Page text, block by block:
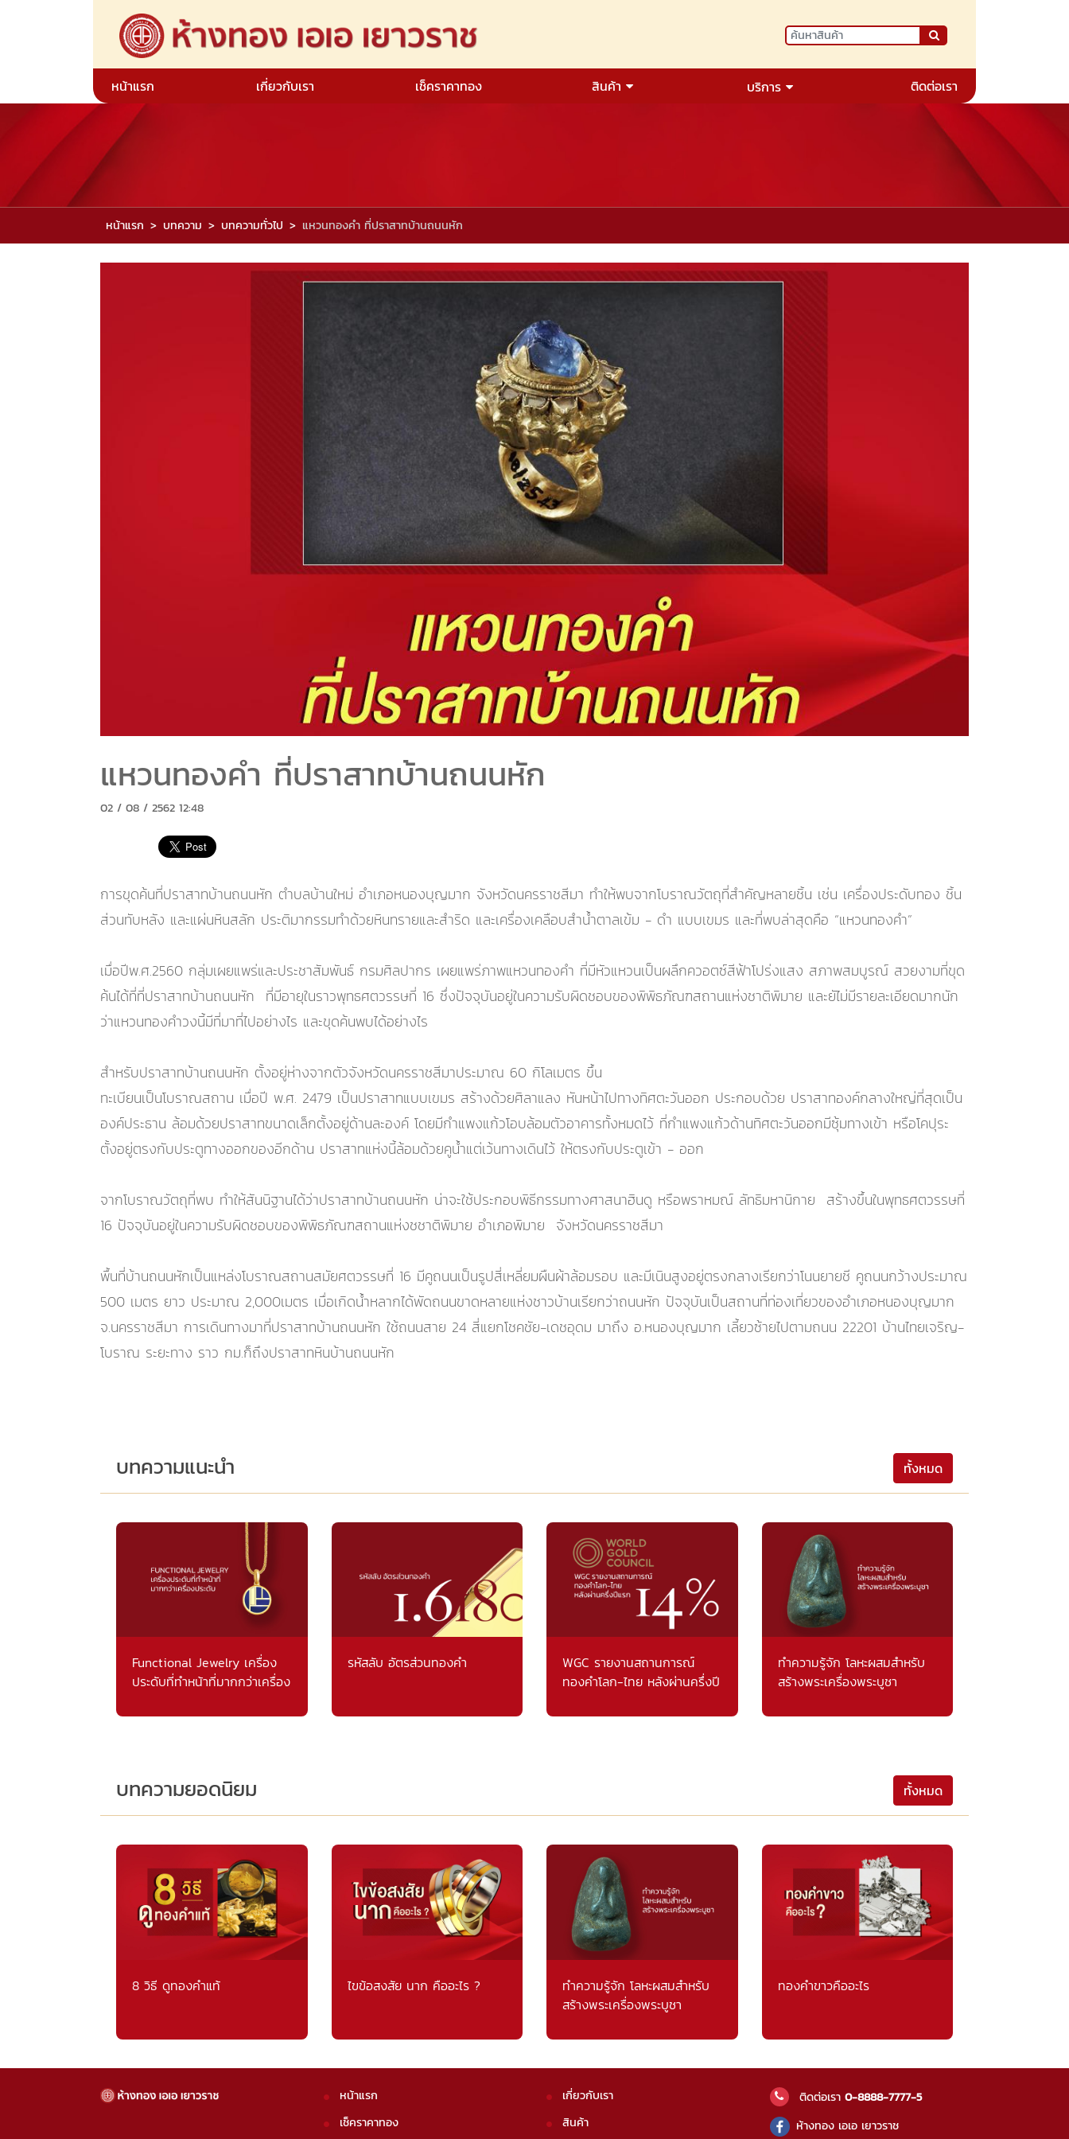
หน้าแรก เกี่ยวกับเรา เช็คราคาทอง สินค้า บริการ ติดต่อเรา
หน้าแรก บทความ บทความทั่วไป แหวนทองคำ ที่ปราสาทบ้านถนนหัก
แหวนทองคำ ที่ปราสาทบ้านถนนหัก
02 / 08 / 2562 12:48
การขุดค้นที่ปราสาทบ้านถนนหัก ตำบลบ้านใหม่ อำเภอหนองบุญมาก จังหวัดนครราชสีมา ทำให้พบจากโบราณวัตถุที่สำคัญหลายชิ้น เช่น เครื่องประดับทอง ชิ้น
ส่วนทับหลัง และแผ่นหินสลัก ประติมากรรมทำด้วยหินทรายและสำริด และเครื่องเคลือบสำน้ำตาลเข้ม - ดำ แบบเขมร และที่พบล่าสุดคือ “แหวนทองคำ”
เมื่อปีพ.ศ.2560 กลุ่มเผยแพร่และประชาสัมพันธ์ กรมศิลปากร เผยแพร่ภาพแหวนทองคำ ที่มีหัวแหวนเป็นผลึกควอตซ์สีฟ้าโปร่งแสง สภาพสมบูรณ์ สวยงามที่ขุด
ค้นได้ที่ที่ปราสาทบ้านถนนหัก ที่มีอายุในราวพุทธศตวรรษที่ 16 ซึ่งปัจจุบันอยู่ในความรับผิดชอบของพิพิธภัณฑสถานแห่งชาติพิมาย และยัไม่มีรายละเอียดมากนัก
ว่าแหวนทองคำวงนี้มีที่มาที่ไปอย่างไร และขุดค้นพบได้อย่างไร
สำหรับปราสาทบ้านถนนหัก ตั้งอยู่ห่างจากตัวจังหวัดนครราชสีมาประมาณ 60 กิโลเมตร ขึ้น
ทะเบียนเป็นโบราณสถาน เมื่อปี พ.ศ. 2479 เป็นปราสาทแบบเขมร สร้างด้วยศิลาแลง หันหน้าไปทางทิศตะวันออก ประกอบด้วย ปราสาทองค์กลางใหญ่ที่สุดเป็น
องค์ประธาน ล้อมด้วยปราสาทขนาดเล็กตั้งอยู่ด้านละองค์ โดยมีกำแพงแก้วโอบล้อมตัวอาคารทั้งหมดไว้ ที่กำแพงแก้วด้านทิศตะวันออกมีซุ้มทางเข้า หรือโคปุระ
ตั้งอยู่ตรงกับประตูทางออกของอีกด้าน ปราสาทแห่งนี้ล้อมด้วยคูน้ำแต่เว้นทางเดินไว้ ให้ตรงกับประตูเข้า - ออก
จากโบราณวัตถุที่พบ ทำให้สันนิฐานได้ว่าปราสาทบ้านถนนหัก น่าจะใช้ประกอบพิธีกรรมทางศาสนาฮินดู หรือพราหมณ์ ลัทธิมหานิกาย สร้างขึ้นในพุทธศตวรรษที่
16 ปัจจุบันอยู่ในความรับผิดชอบของพิพิธภัณฑสถานแห่งชชาติพิมาย อำเภอพิมาย จังหวัดนครราชสีมา
พื้นที่บ้านถนนหักเป็นแหล่งโบราณสถานสมัยศตวรรษที่ 16 มีคูถนนเป็นรูปสี่เหลี่ยมผืนผ้าล้อมรอบ และมีเนินสูงอยู่ตรงกลางเรียกว่าโนนยายชี คูถนนกว้างประมาณ
500 เมตร ยาว ประมาณ 2,000เมตร เมื่อเกิดน้ำหลากได้พัดถนนขาดหลายแห่งชาวบ้านเรียกว่าถนนหัก ปัจจุบันเป็นสถานที่ท่องเที่ยวของอำเภอหนองบุญมาก
จ.นครราชสีมา การเดินทางมาที่ปราสาทบ้านถนนหัก ใช้ถนนสาย 24 สี่แยกโชคชัย-เดชอุดม มาถึง อ.หนองบุญมาก เลี้ยวซ้ายไปตามถนน 22201 บ้านไทยเจริญ-
โบราณ ระยะทาง ราว กม.ก็ถึงปราสาทหินบ้านถนนหัก
บทความแนะนำ ทั้งหมด
Functional Jewelry เครื่อง
ประดับที่ทำหน้าที่มากกว่าเครื่อง
รหัสลับ อัตรส่วนทองคำ
WGC รายงานสถานการณ์
ทองคำโลก-ไทย หลังผ่านครึ่งปี
ทำความรู้จัก โลหะผสมสำหรับ
สร้างพระเครื่องพระบูชา
บทความยอดนิยม ทั้งหมด
8 วิธี ดูทองคำแท้ ไขข้อสงสัย นาก คืออะไร ?
ทำความรู้จัก โลหะผสมสำหรับ
สร้างพระเครื่องพระบูชา
ทองคำขาวคืออะไร
หน้าแรก
เช็คราคาทอง
เกี่ยวกับเรา
สินค้า
ติดต่อเรา 0-8888-7777-5
ห้างทอง เอเอ เยาวราช